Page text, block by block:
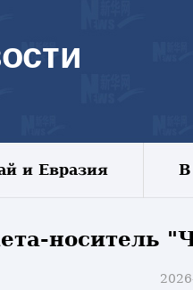
и Евразия
носитель